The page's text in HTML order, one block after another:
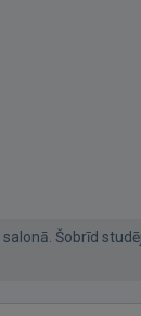
Šobrīd